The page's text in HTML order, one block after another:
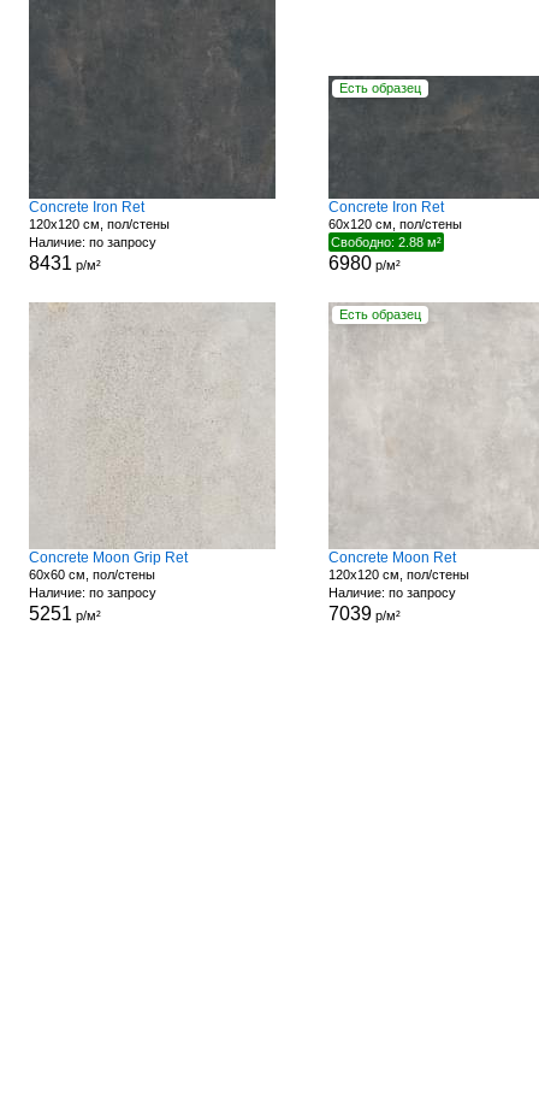
Concrete Iron Ret
120x120 см, пол/стены
Наличие: по запросу
8431 р/м²
Есть образец
Concrete Iron Ret
60x120 см, пол/стены
Свободно: 2.88 м²
6980р/м²
Concrete Moon Grip Ret
60x60 см, пол/стены
Наличие: по запросу
5251 р/м²
Есть образец
Concrete Moon Ret
120x120 см, пол/стены
Наличие: по запросу
7039р/м²